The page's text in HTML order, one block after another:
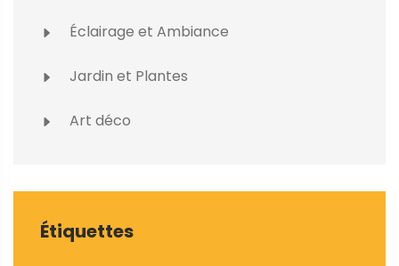
Éclairage et Ambiance
Jardin et Plantes
Art déco
Étiquettes